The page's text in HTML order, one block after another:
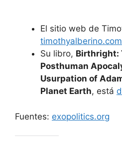
El sitio web de
timothyalberino.com
Su libro, Birthright:
Posthuman
Usurpation of
Planet Earth, está
Fuentes: exopolitics.org